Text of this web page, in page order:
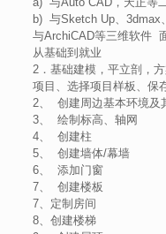
b) 与Sketch Up、3dmax
与ArchiCAD等三维软件
从基础到就业
2．基础建模，平立剖，
项目、选择项目样板、保
2、 创建周边基本环境及
3、 绘制标高、轴网
4、 创建柱
5、 创建墙体/幕墙
6、 添加门窗
7、 创建楼板
7、定制房间
8、创建楼梯